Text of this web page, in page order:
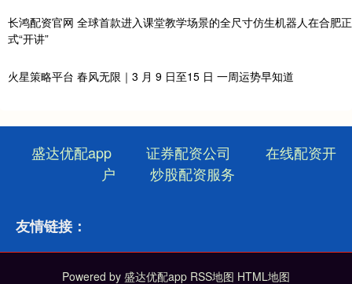
长鸿配资官网 全球首款进入课堂教学场景的全尺寸仿生机器人在合肥正
式“开讲”
火星策略平台 春风无限｜3 月 9 日至15 日 一周运势早知道
盛达优配app 证券配资公司
在线配资开
户
炒股配资服务
友情链接：
Powered by 盛达优配app RSS地图 HTML地图